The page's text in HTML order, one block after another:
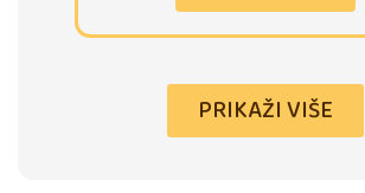
PRIKAŽI VIŠE